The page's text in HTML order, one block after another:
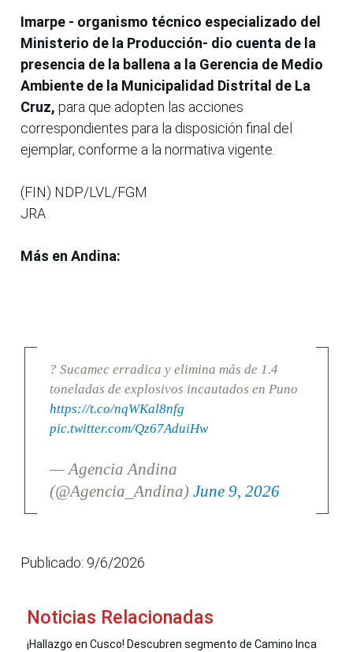
Imarpe - organismo técnico especializado del
Ministerio de la Producción- dio cuenta de la
presencia de la ballena a la Gerencia de Medio
Ambiente de la Municipalidad Distrital de La
Cruz, para que adopten las acciones
correspondientes para la disposición final del
ejemplar, conforme a la normativa vigente.
(FIN) NDP/LVL/FGM
JRA
Más en Andina:
? Sucamec erradica y elimina más de 1.4
toneladas de explosivos incautados en Puno
https://t.co/nqWKal8nfg
pic.twitter.com/Qz67AduiHw
— Agencia Andina
(@Agencia_Andina) June 9, 2026
Publicado: 9/6/2026
Noticias Relacionadas
¡Hallazgo en Cusco! Descubren segmento de Camino Inca